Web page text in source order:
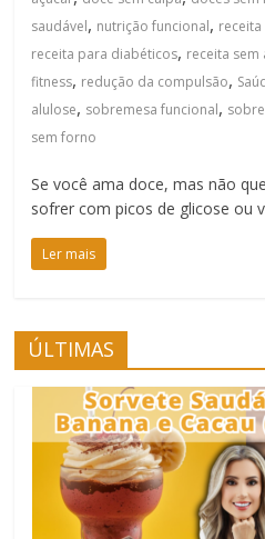
saudável, nutrição funcional,
receita para diabéticos, receita sem
fitness, redução da compulsão,
alulose, sobremesa funcional,
sem forno
Se você ama doce, mas não
sofrer com picos de glicose ou
Ler mais
ÚLTIMAS